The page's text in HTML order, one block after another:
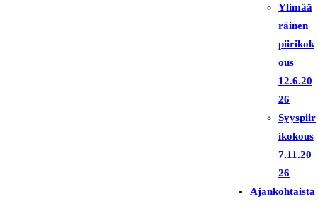
Ylimää
räinen
piirikok
ous
12.6.20
26
Syyspiir
ikokous
7.11.20
26
Ajankohtaista